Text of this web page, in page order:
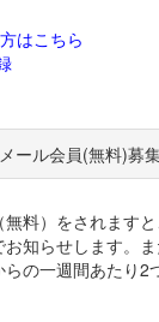
はこちら
メール会員(無料)募
無料）をされます
知らせします。
の一週間あたり2